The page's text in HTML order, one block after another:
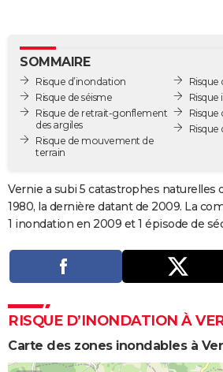
GUIDES D'ACHAT
BONS PLANS
CARTE DE VOEUX
Carte de Noël
Carte Bonne année
Carte Saint-Valentin
Carte Pâques
Carte d'anniversaire
DICTIONNAIRE
COPAINS D'AVANT
Bricolage
Lifestyle
Culture
Sport
Auto
Television
Voyage
Cinema
SOMMAIRE
Risque d’inondation
Risque de séisme
Risque de retrait-gonflement
des argiles
Risque de mouvement de
terrain
Risque
Risque
Risque
Vernie a subi 5 catastrophes naturelles
1980, la dernière datant de 2009. La
1 inondation en 2009 et 1 épisode de
RISQUE D’INONDATION À
Carte des zones inondables à